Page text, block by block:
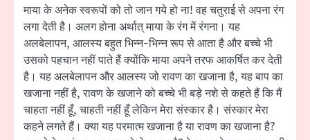
माया के अनेक स्वरूपों को तो जान गये हो ना! वह चतुराई से अपना रंग
लगा देती है। अलग होना अर्थात् माया के रंग में रंगना। यह
अलबेलापन, आलस्य बहुत भिन्न-भिन्न रूप से आता है और बच्चे भी
उसको पहचान नहीं पाते हैं क्योंकि माया अपने तरफ आकर्षित कर देती
है। यह अलबेलापन और आलस्य जो रावण का खजाना है, यह बाप का
खजाना नहीं है, रावण के खजाने को बच्चे भी बड़े नशे से कहते हैं कि मैं
चाहता नहीं हूँ, चाहती नहीं हूँ लेकिन मेरा संस्कार है। संस्कार मेरा
कहने लगते हैं। क्या यह परमात्म खजाना है या रावण का खजाना है?